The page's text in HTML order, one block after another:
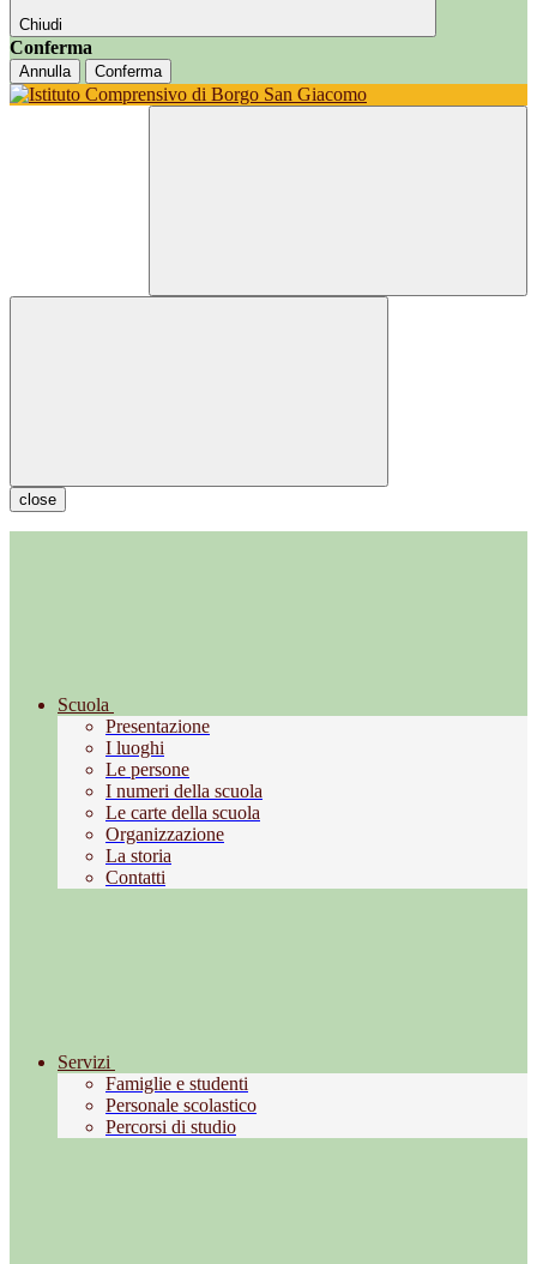
Chiudi
Conferma
Annulla Conferma
close
Scuola
Presentazione
I luoghi
Le persone
I numeri della scuola
Le carte della scuola
Organizzazione
La storia
Contatti
Servizi
Famiglie e studenti
Personale scolastico
Percorsi di studio